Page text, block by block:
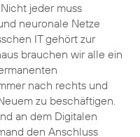
jeder muss
neuronale Netze
IT gehört zur
brauchen wir alle ein
nach rechts und
zu beschäftigen.
an dem Digitalen
den Anschluss